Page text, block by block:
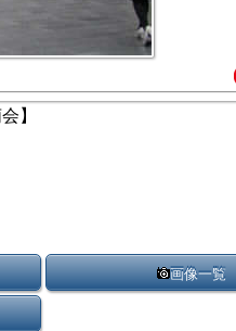
】
画像一覧